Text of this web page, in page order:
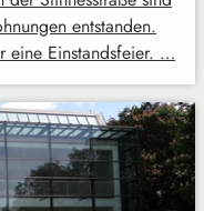
entstanden.
eine Einstandsfeier. …